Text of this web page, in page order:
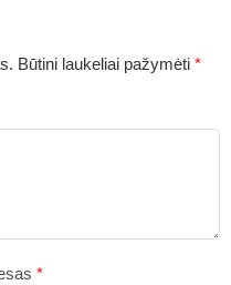
Būtini laukeliai pažymėti *
*